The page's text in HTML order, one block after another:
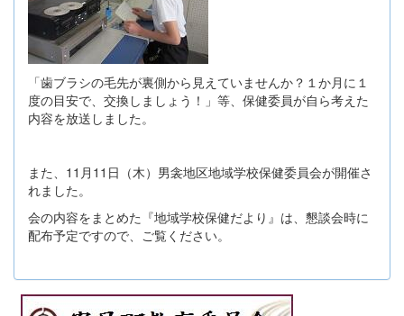
「歯ブラシの毛先が裏側から見えていませんか？１か月に１
度の目安で、交換しましょう！」等、保健委員が自ら考えた
内容を放送しました。
また、11月11日（木）男衾地区地域学校保健委員会が開催さ
れました。
会の内容をまとめた『地域学校保健だより』は、懇談会時に
配布予定ですので、ご覧ください。